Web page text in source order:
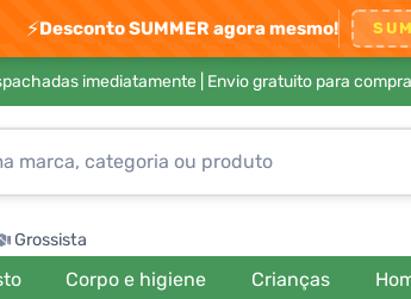
⚡Desconto SUMMER agora mesmo!
imediatamente | Envio gratuito para
Grossista
Corpo e higiene Crianças